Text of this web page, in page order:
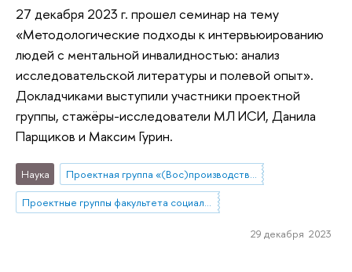
27 декабря 2023 г. прошел семинар на тему
«Методологические подходы к интервьюированию
людей с ментальной инвалидностью: анализ
исследовательской литературы и полевой опыт».
Докладчиками выступили участники проектной
группы, стажёры-исследователи МЛ ИСИ, Данила
Парщиков и Максим Гурин.
Наука
Проектная группа «(Вос)производство инклюзивного жизненного пространства: стратегии и практики интеграции людей с ментальной инвалидностью в локальное сообщество»
Проектные группы факультета социальных наук
29 декабря 2023